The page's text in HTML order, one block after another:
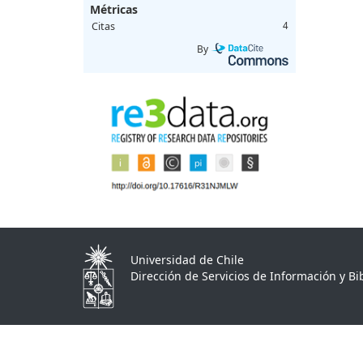
Métricas
Citas 4
By
Universidad de Chile
Dirección de Servicios de Información y